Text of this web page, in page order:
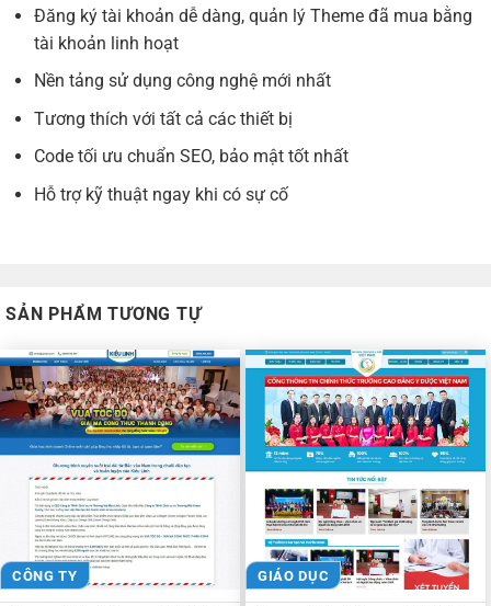
Đăng ký tài khoản dễ dàng, quản lý Theme đã mua bằng
tài khoản linh hoạt
Nền tảng sử dụng công nghệ mới nhất
Tương thích với tất cả các thiết bị
Code tối ưu chuẩn SEO, bảo mật tốt nhất
Hỗ trợ kỹ thuật ngay khi có sự cố
SẢN PHẨM TƯƠNG TỰ
CÔNG TY GIÁO DỤC